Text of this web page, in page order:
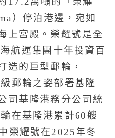
）停泊港邊，宛如
上宮殿。榮耀號是全
航運集團十年投資百
造的巨型郵輪，
郵輪之姿部署基隆
司基隆港務分公司統
在基隆港累計60艘
榮耀號在2025年冬